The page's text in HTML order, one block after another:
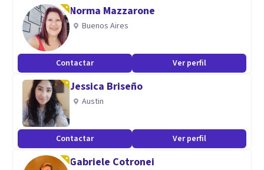
Norma Mazzarone
Buenos Aires
Contactar Ver perfil
Jessica Briseño
Austin
Contactar Ver perfil
Gabriele Cotronei